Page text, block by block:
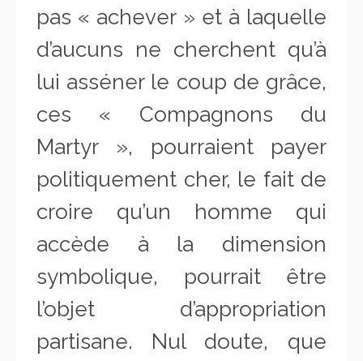
pas « achever » et à laquelle
d’aucuns ne cherchent qu’à
lui asséner le coup de grâce,
ces « Compagnons du
Martyr », pourraient payer
politiquement cher, le fait de
croire qu’un homme qui
accède à la dimension
symbolique, pourrait être
l’objet d’appropriation
partisane. Nul doute, que